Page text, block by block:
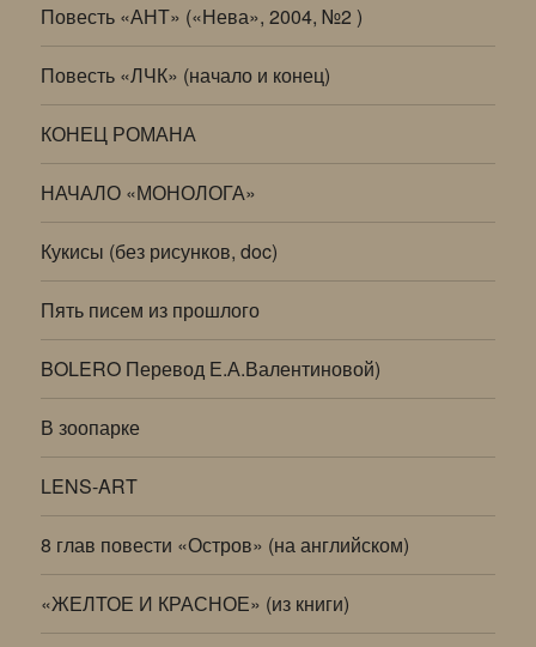
Повесть «АНТ» («Нева», 2004, №2 )
Повесть «ЛЧК» (начало и конец)
КОНЕЦ РОМАНА
НАЧАЛО «МОНОЛОГА»
Кукисы (без рисунков, doc)
Пять писем из прошлого
BOLERO Перевод Е.А.Валентиновой)
В зоопарке
LENS-ART
8 глав повести «Остров» (на английском)
«ЖЕЛТОЕ И КРАСНОЕ» (из книги)